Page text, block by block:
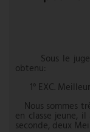
Sous le
obtenu:
1° EXC.
Nous sommes
en classe jeune,
seconde, deux